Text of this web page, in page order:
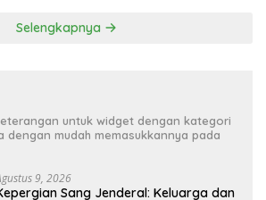
Selengkapnya
untuk widget dengan kategori
mudah memasukkannya pada
9, 2026
Sang Jenderal: Keluarga dan